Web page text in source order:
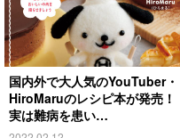
国内外で大人気のYouTuber・
HiroMaruのレシピ本が発売！
実は難病を患い…